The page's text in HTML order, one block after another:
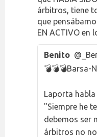
árbitros, tiene
que
EN ACTIVO en
Benito
💣💣💣Barsa-
Laporta habla
"Siempre he
debemos ser
árbitros no